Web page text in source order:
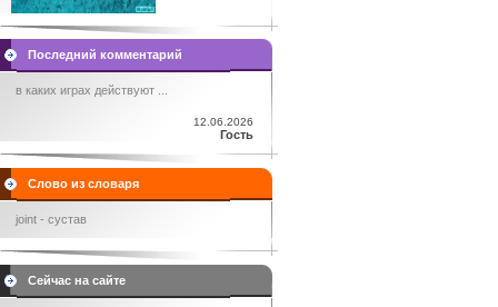
Последний комментарий
в каких играх действуют ...
12.06.2026
Гость
Слово из словаря
joint - сустав
Сейчас на сайте